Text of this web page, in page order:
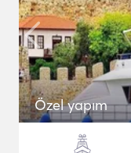
Özel yapım